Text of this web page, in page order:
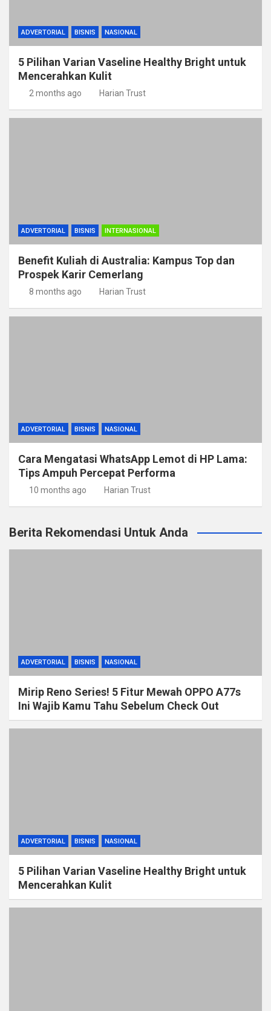
ADVERTORIAL BISNIS NASIONAL
5 Pilihan Varian Vaseline Healthy Bright untuk
Mencerahkan Kulit
2 months ago Harian Trust
ADVERTORIAL BISNIS INTERNASIONAL
Benefit Kuliah di Australia: Kampus Top dan
Prospek Karir Cemerlang
8 months ago Harian Trust
ADVERTORIAL BISNIS NASIONAL
Cara Mengatasi WhatsApp Lemot di HP Lama:
Tips Ampuh Percepat Performa
10 months ago Harian Trust
Berita Rekomendasi Untuk Anda
ADVERTORIAL BISNIS NASIONAL
Mirip Reno Series! 5 Fitur Mewah OPPO A77s
Ini Wajib Kamu Tahu Sebelum Check Out
ADVERTORIAL BISNIS NASIONAL
5 Pilihan Varian Vaseline Healthy Bright untuk
Mencerahkan Kulit